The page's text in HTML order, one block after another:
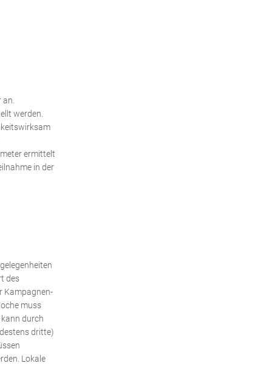
werden.
ermittelt
in der
des
Kampagnen-
muss
durch
dritte)
Lokale